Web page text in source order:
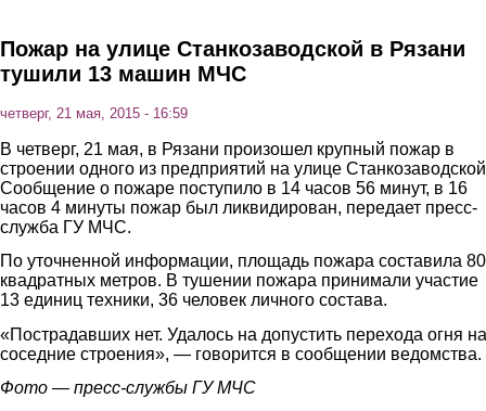
Пожар на улице Станкозаводской в Рязани
тушили 13 машин МЧС
четверг, 21 мая, 2015 - 16:59
В четверг, 21 мая, в Рязани произошел крупный пожар в
строении одного из предприятий на улице
Сообщение о пожаре поступило в 14 часов 56 минут, в 16
часов 4 минуты пожар был ликвидирован, передает пресс-
служба ГУ МЧС.
По уточненной информации, площадь пожара составила 80
квадратных метров. В тушении пожара принимали участие
13 единиц техники, 36 человек личного состава.
«Пострадавших нет. Удалось на допустить перехода огня на
соседние строения», — говорится в сообщении ведомства.
Фото — пресс-службы ГУ МЧС